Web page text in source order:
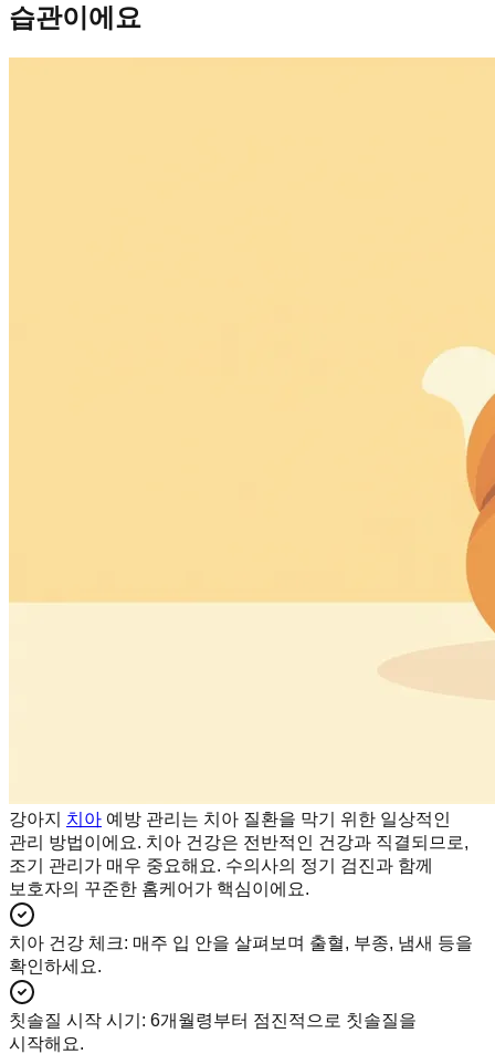
습관이에요
강아지 치아 예방 관리는 치아 질환을 막기 위한 일상적인
관리 방법이에요. 치아 건강은 전반적인 건강과 직결되므로,
조기 관리가 매우 중요해요. 수의사의 정기 검진과 함께
보호자의 꾸준한 홈케어가 핵심이에요.
치아 건강 체크: 매주 입 안을 살펴보며 출혈, 부종, 냄새 등을
확인하세요.
칫솔질 시작 시기 : 6개월령부터 점진적으로 칫솔질을
시작해요.